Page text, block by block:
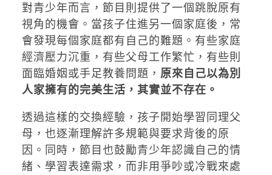
對青少年而言，節目則提供了一個跳脫原有
視角的機會。當孩子住進另一個家庭後，常
會發現每個家庭都有自己的難題。有些家庭
經濟壓力沉重，有些父母工作繁忙，有些則
面臨婚姻或手足教養問題， 原來自己以為別
人家擁有的完美生活，其實並不存在。
透過這樣的交換經驗，孩子開始學習同理父
母，也逐漸理解許多規範與要求背後的原
因。同時，節目也鼓勵青少年認識自己的情
緒、學習表達需求，而非用爭吵或冷戰來處